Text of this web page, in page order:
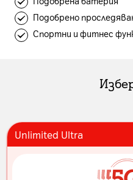
Подобрено
Спортни и фитнес
Unlimited Ultra